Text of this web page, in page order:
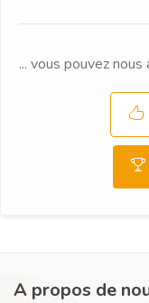
... vous pouvez
A propos de